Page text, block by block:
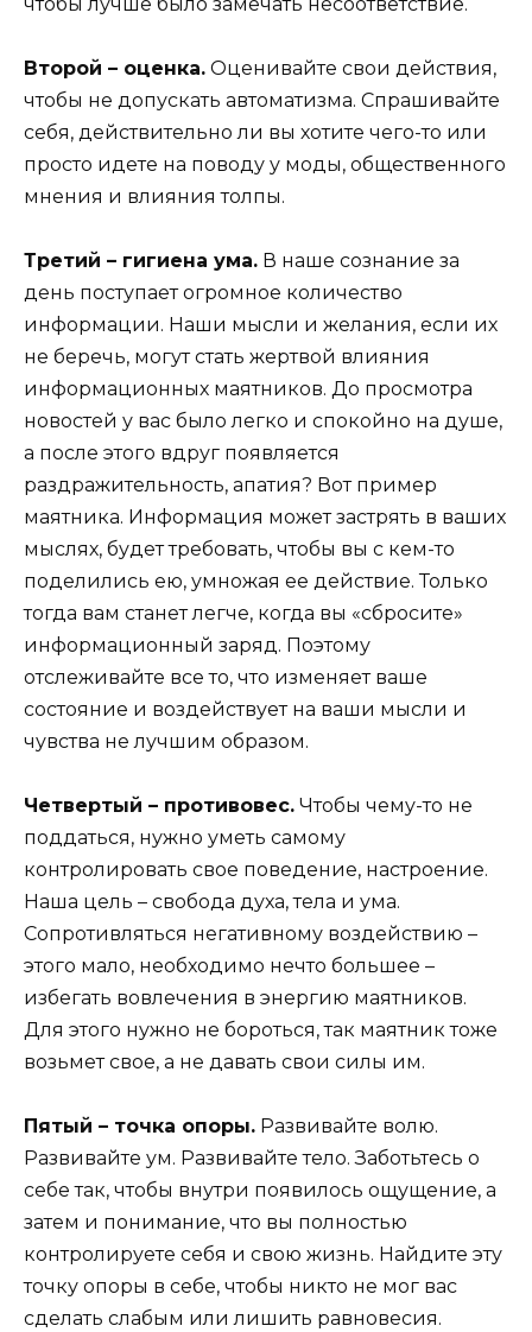
Второй – оценка. Оценивайте свои действия,
чтобы не допускать автоматизма. Спрашивайте
себя, действительно ли вы хотите чего-то или
просто идете на поводу у моды, общественного
мнения и влияния толпы.
Третий – гигиена ума. В наше сознание за
день поступает огромное количество
информации. Наши мысли и желания, если их
не беречь, могут стать жертвой влияния
информационных маятников. До просмотра
новостей у вас было легко и спокойно на душе,
а после этого вдруг появляется
раздражительность, апатия? Вот пример
маятника. Информация может застрять в ваших
мыслях, будет требовать, чтобы вы с кем-то
поделились ею, умножая ее действие. Только
тогда вам станет легче, когда вы «сбросите»
информационный заряд. Поэтому
отслеживайте все то, что изменяет ваше
состояние и воздействует на ваши мысли и
чувства не лучшим образом.
Четвертый – противовес. Чтобы чему-то не
поддаться, нужно уметь самому
контролировать свое поведение, настроение.
Наша цель – свобода духа, тела и ума.
Сопротивляться негативному воздействию –
этого мало, необходимо нечто большее –
избегать вовлечения в энергию маятников.
Для этого нужно не бороться, так маятник тоже
возьмет свое, а не давать свои силы им.
Пятый – точка опоры. Развивайте волю.
Развивайте ум. Развивайте тело. Заботьтесь о
себе так, чтобы внутри появилось ощущение, а
затем и понимание, что вы полностью
контролируете себя и свою жизнь. Найдите эту
точку опоры в себе, чтобы никто не мог вас
сделать слабым или лишить равновесия.